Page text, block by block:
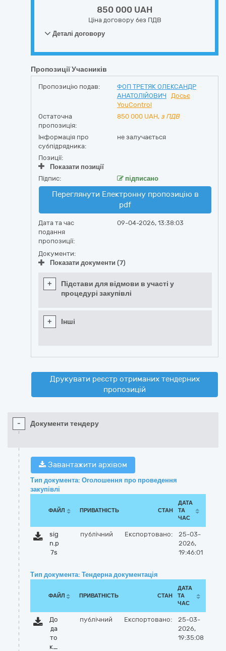
850 000 UAH
Ціна договору без ПДВ
Деталі договору
Пропозиції Учасників
Пропозицію подав:
ФОП ТРЕТЯК ОЛЕКСАНДР
АНАТОЛІЙОВИЧ
Досьє
YouControl
Остаточна
пропозиція:
850 000 UAH, з ПДВ
Інформація про
субпідрядника:
не залучається
Позиції:
Показати позиції
Підпис:
підписано
Переглянути Електронну пропозицію в
pdf
Дата та час
подання
пропозиції:
09-04-2026, 13:38:03
Документи:
Показати документи (7)
+
Підстави для відмови в участі у
процедурі закупівлі
+ Інші
Друкувати реєстр отриманих тендерних
пропозицій
- Документи тендеру
Завантажити архівом
Тип документа: Оголошення про проведення
закупівлі
ФАЙЛ ПРИВАТНІСТЬ СТАН
ДАТА
ТА
ЧАС
sig
n.p
7s
публічний Експортовано:
25-03-
2026,
19:46:01
Тип документа: Тендерна документація
ФАЙЛ ПРИВАТНІСТЬ СТАН
ДАТА
ТА
ЧАС
До
да
то
к_
публічний Експортовано:
25-03-
2026,
19:35:08